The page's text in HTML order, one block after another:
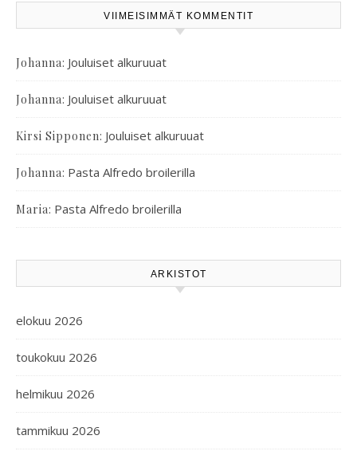
VIIMEISIMMÄT KOMMENTIT
Johanna: Jouluiset alkuruuat
Johanna: Jouluiset alkuruuat
Kirsi Sipponen: Jouluiset alkuruuat
Johanna: Pasta Alfredo broilerilla
Maria: Pasta Alfredo broilerilla
ARKISTOT
elokuu 2026
toukokuu 2026
helmikuu 2026
tammikuu 2026